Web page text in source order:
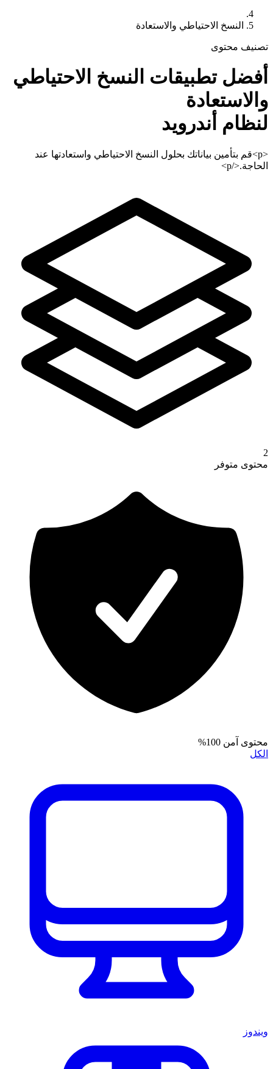
النسخ الاحتياطي والاستعادة
تصنيف محتوى
أفضل تطبيقات النسخ الاحتياطي
والاستعادة
لنظام أندرويد
<p>قم بتأمين بياناتك بحلول النسخ الاحتياطي واستعادتها عند
الحاجة.</p>
2
محتوى متوفر
محتوى آمن 100%
الكل
ويندوز